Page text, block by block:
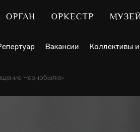
ОРГАН ОРКЕСТР МУЗЕЙ
Вакансии Коллективы
Чернобылю»